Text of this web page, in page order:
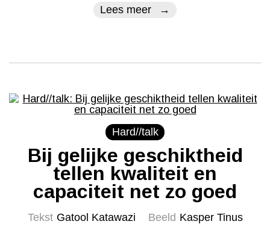
Lees meer
Hard//talk
Bij gelijke geschiktheid
tellen kwaliteit en
capaciteit net zo goed
Tekst Gatool Katawazi Beeld Kasper Tinus